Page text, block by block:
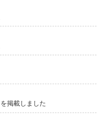
掲載しました